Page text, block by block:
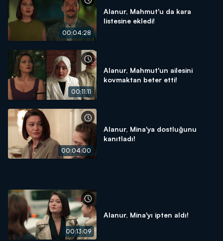
00:04:28
Alanur, Mahmut'u da kara
listesine ekledi!
00:11:11
Alanur, Mahmut'un ailesini
kovmaktan beter etti!
00:04:00
Alanur, Mina'ya dostluğunu
kanıtladı!
00:13:09
Alanur, Mina'yı ipten aldı!